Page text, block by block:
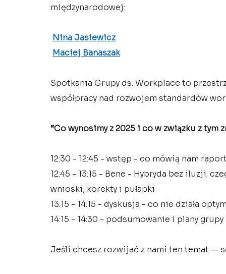
międzynarodowej:
Nina Jasiewicz
Maciej Banaszak
Spotkania Grupy ds. Workplace to
współpracy nad rozwojem standardów
“Co wynosimy z 2025 i co w związku z tym
12:30 - 12:45 - wstęp - co mówią nam
12:45 - 13:15 - Bene - Hybryda bez iluzji:
wnioski, korekty i pułapki
13:15 - 14:15 - dyskusja - co nie działa
14:15 - 14:30 - podsumowanie i plany
Jeśli chcesz rozwijać z nami ten temat —